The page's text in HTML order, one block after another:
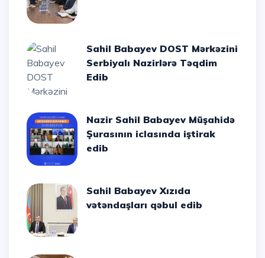
Sahil Babayev DOST Mərkəzini
Serbiyalı Nazirlərə Təqdim
Edib
Nazir Sahil Babayev Müşahidə
Şurasının iclasında iştirak
edib
Sahil Babayev Xızıda
vətəndaşları qəbul edib